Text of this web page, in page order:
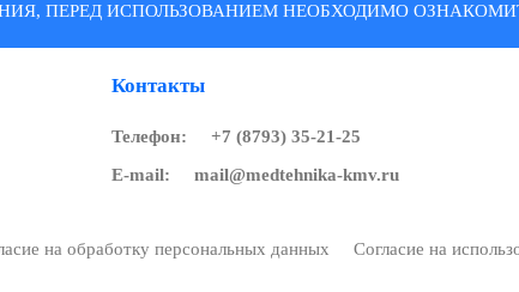
ПЕРЕД ИСПОЛЬЗОВАНИЕМ НЕОБХОДИМО
Контакты
Телефон:
+7 (8793) 35-21-25
E-mail:
mail@medtehnika-kmv.ru
на обработку персональных данных Согласие на